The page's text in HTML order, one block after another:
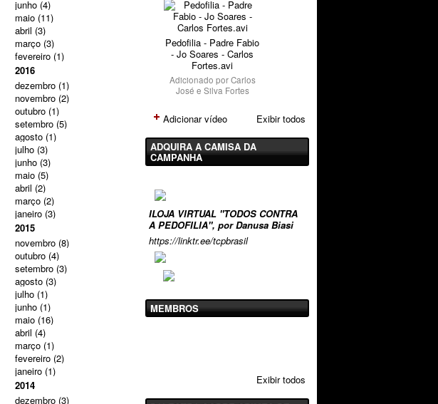
junho (4)
maio (11)
abril (3)
março (3)
fevereiro (1)
2016
dezembro (1)
novembro (2)
outubro (1)
setembro (5)
agosto (1)
julho (3)
junho (3)
maio (5)
abril (2)
março (2)
janeiro (3)
2015
novembro (8)
outubro (4)
setembro (3)
agosto (3)
julho (1)
junho (1)
maio (16)
abril (4)
março (1)
fevereiro (2)
janeiro (1)
2014
dezembro (3)
Pedofilia - Padre Fabio
- Jo Soares - Carlos
Fortes.avi
Adicionado porCarlos
José e Silva Fortes
Adicionar vídeo Exibir todos
ADQUIRA A CAMISA DA
CAMPANHA
ILOJA VIRTUAL "TODOS CONTRA
A PEDOFILIA", por Danusa Biasi
https://linktr.ee/tcpbrasil
MEMBROS
Exibir todos